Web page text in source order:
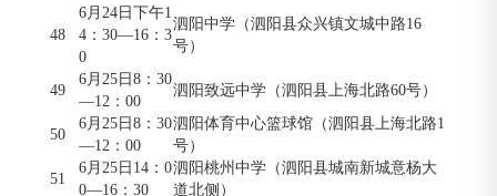
48
6月24日下午1
4：30—16：3
0
泗阳中学（泗阳县众兴镇文城中路16
号）
49
6月25日8：30
—12：00
泗阳致远中学（泗阳县上海北路60号）
50
6月25日8：30
—12：00
泗阳体育中心篮球馆（泗阳县上海北路1
号）
51
6月25日14：0
0—16：30
泗阳桃州中学（泗阳县城南新城意杨大
道北侧）